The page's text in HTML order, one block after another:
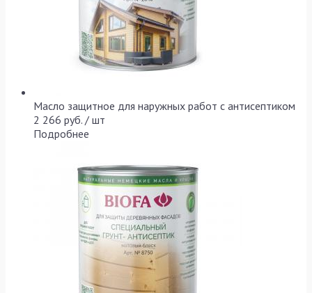
Масло защитное для наружных работ с антисептиком
2 266 руб. / шт
Подробнее